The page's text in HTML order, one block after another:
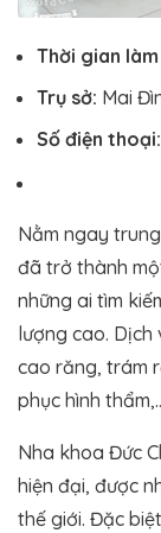
Thời gian
Trụ sở: Mai
Số điện thoại:
Nằm ngay
đã trở thành
những ai tìm
lượng cao.
cao răng, trám
phục hình
Nha khoa Đức
hiện đại, được
thế giới. Đặc